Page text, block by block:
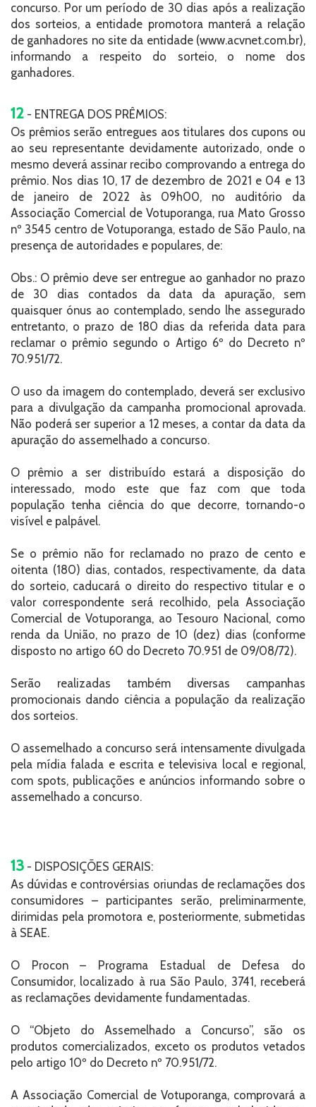
concurso. Por um período de 30 dias após a realização
dos sorteios, a entidade promotora manterá a relação
de ganhadores no site da entidade (www.acvnet.com.br),
informando a respeito do sorteio, o nome dos
ganhadores.
12 - ENTREGA DOS PRÊMIOS:
Os prêmios serão entregues aos titulares dos cupons ou
ao seu representante devidamente autorizado, onde o
mesmo deverá assinar recibo comprovando a entrega do
prêmio. Nos dias 10, 17 de dezembro de 2021 e 04 e 13
de janeiro de 2022 às 09h00, no auditório da
Associação Comercial de Votuporanga, rua Mato Grosso
nº 3545 centro de Votuporanga, estado de São Paulo, na
presença de autoridades e populares, de:
Obs.: O prêmio deve ser entregue ao ganhador no prazo
de 30 dias contados da data da apuração, sem
quaisquer ónus ao contemplado, sendo lhe assegurado
entretanto, o prazo de 180 dias da referida data para
reclamar o prêmio segundo o Artigo 6º do Decreto nº
70.951/72.
O uso da imagem do contemplado, deverá ser exclusivo
para a divulgação da campanha promocional aprovada.
Não poderá ser superior a 12 meses, a contar da data da
apuração do assemelhado a concurso.
O prêmio a ser distribuído estará a disposição do
interessado, modo este que faz com que toda
população tenha ciência do que decorre, tornando-o
visível e palpável.
Se o prêmio não for reclamado no prazo de cento e
oitenta (180) dias, contados, respectivamente, da data
do sorteio, caducará o direito do respectivo titular e o
valor correspondente será recolhido, pela Associação
Comercial de Votuporanga, ao Tesouro Nacional, como
renda da União, no prazo de 10 (dez) dias (conforme
disposto no artigo 60 do Decreto 70.951 de 09/08/72).
Serão realizadas também diversas campanhas
promocionais dando ciência a população da realização
dos sorteios.
O assemelhado a concurso será intensamente divulgada
pela mídia falada e escrita e televisiva local e regional,
com spots, publicações e anúncios informando sobre o
assemelhado a concurso.
13 - DISPOSIÇÕES GERAIS:
As dúvidas e controvérsias oriundas de reclamações dos
consumidores – participantes serão, preliminarmente,
dirimidas pela promotora e, posteriormente, submetidas
à SEAE.
O Procon – Programa Estadual de Defesa do
Consumidor, localizado à rua São Paulo, 3741, receberá
as reclamações devidamente fundamentadas.
O “Objeto do Assemelhado a Concurso”, são os
produtos comercializados, exceto os produtos vetados
pelo artigo 10º do Decreto nº 70.951/72.
A Associação Comercial de Votuporanga, comprovará a